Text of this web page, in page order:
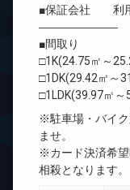
■保証会社 利
―――――――
■間取り
□1K(24.75㎡～
□1DK(29.42㎡～
□1LDK(39.97㎡～
※駐車場・バイ
ませ。
※カード決済希
相殺となります。